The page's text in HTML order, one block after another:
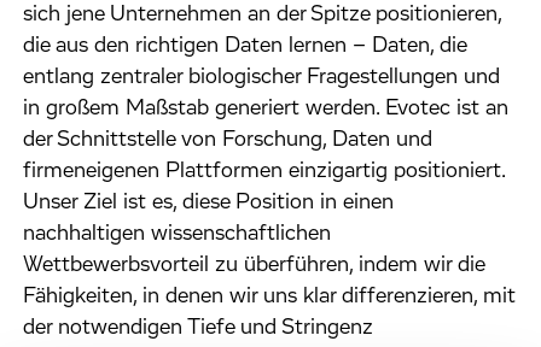
sich jene Unternehmen an der Spitze positionieren,
die aus den richtigen Daten lernen – Daten, die
entlang zentraler biologischer Fragestellungen und
in großem Maßstab generiert werden. Evotec ist an
der Schnittstelle von Forschung, Daten und
firmeneigenen Plattformen einzigartig positioniert.
Unser Ziel ist es, diese Position in einen
nachhaltigen wissenschaftlichen
Wettbewerbsvorteil zu überführen, indem wir die
Fähigkeiten, in denen wir uns klar differenzieren, mit
der notwendigen Tiefe und Stringenz